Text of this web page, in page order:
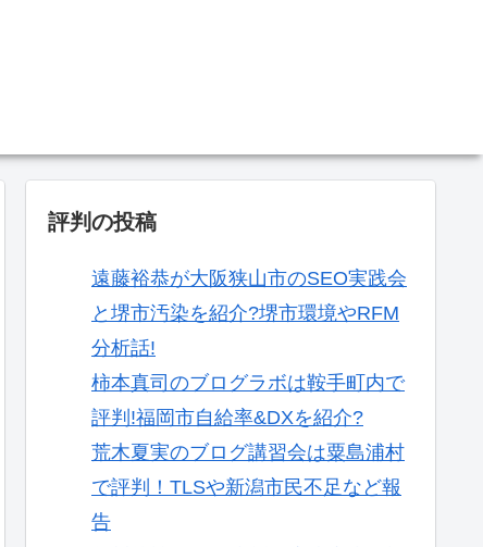
評判の投稿
遠藤裕恭が大阪狭山市のSEO実践会
と堺市汚染を紹介?堺市環境やRFM
分析話!
柿本真司のブログラボは鞍手町内で
評判!福岡市自給率&DXを紹介?
荒木夏実のブログ講習会は粟島浦村
で評判！TLSや新潟市民不足など報
告